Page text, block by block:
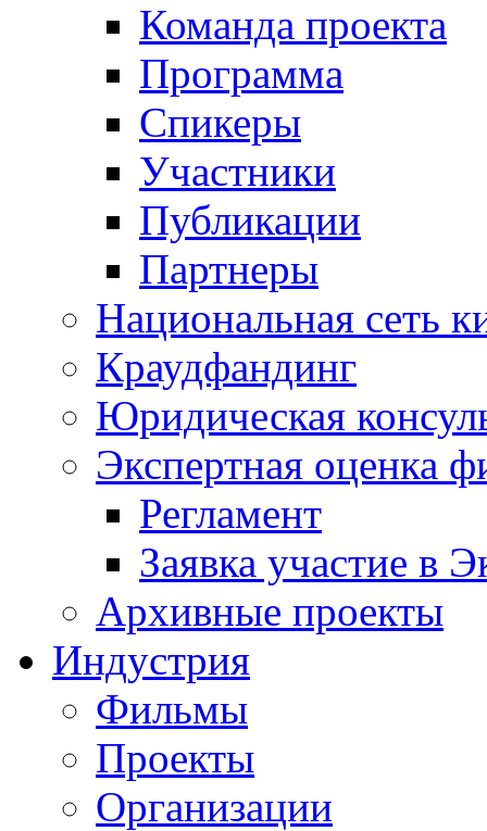
Команда проекта
Программа
Спикеры
Участники
Публикации
Партнеры
Национальная сеть
Краудфандинг
Юридическая
Экспертная оценка
Регламент
Заявка участие в
Архивные проекты
Индустрия
Фильмы
Проекты
Организации